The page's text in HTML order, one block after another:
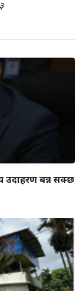
उदाहरण बन्न सक्छ